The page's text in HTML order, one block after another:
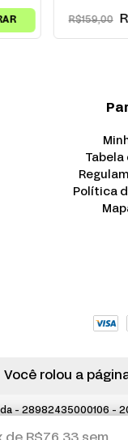
R$159,00
Política
Você rolou a
- 28982435000106 -